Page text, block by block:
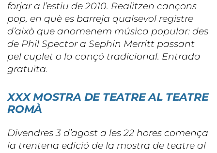
forjar a l’estiu de 2010. Realitzen cançons
pop, en què es barreja qualsevol registre
d’això que anomenem música popular: des
de Phil Spector a Sephin Merritt passant
pel cuplet o la cançó tradicional. Entrada
gratuïta.
XXX MOSTRA DE TEATRE AL TEATRE
ROMÀ
Divendres 3 d’agost a les 22 hores comença
la trentena edició de la mostra de teatre al